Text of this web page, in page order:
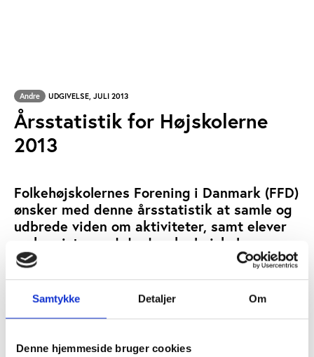
Samtykke Detaljer Om
Denne hjemmeside bruger cookies
Andre UDGIVELSE, JULI 2013
Årsstatistik for Højskolerne
2013
Folkehøjskolernes Forening i Danmark (FFD)
ønsker med denne årsstatistik at samle og
udbrede viden om aktiviteter, samt elever
og kursister ved de danske højskoler.
NØGLEORD:
ÅBN RAPPORT